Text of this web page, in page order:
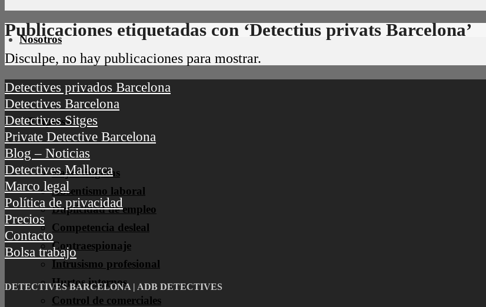
Nosotros
Empresas
Bajas fingidas
Absentismo laboral
Duplicidad de empleo
Competencia desleal
Contraespionaje
Intrusismo profesional
Hurtos internos
Control de comerciales
Publicaciones etiquetadas con ‘Detectius privats Barcelona’
Disculpe, no hay publicaciones para mostrar.
Detectives privados Barcelona
Detectives Barcelona
Detectives Sitges
Private Detective Barcelona
Blog – Noticias
Detectives Mallorca
Marco legal
Política de privacidad
Precios
Contacto
Bolsa trabajo
DETECTIVES BARCELONA | ADB DETECTIVES